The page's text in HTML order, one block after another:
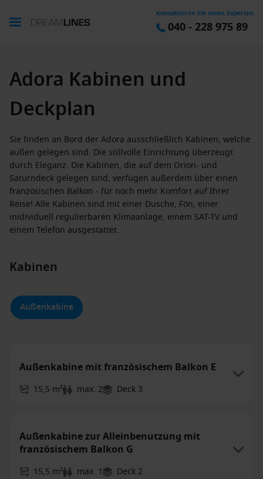
Kontaktieren Sie einen Experten
040 - 228 975 89
Adora Kabinen und
Deckplan
Sie finden an Bord der Adora ausschließlich Kabinen, welche
außen gelegen sind. Die stillvolle Einrichtung überzeugt
durch Eleganz. Die Kabinen, die auf dem Orion- und
Saturndeck gelegen sind, verfügen außerdem über einen
französischen Balkon - für noch mehr Komfort auf Ihrer
Reise! Alle Kabinen sind mit einer Dusche, Fön, einer
inidividuell regulierbaren Klimaanlage, einem SAT-TV und
einem Telefon ausgestattet.
Kabinen
Außenkabine
Außenkabine mit französischem Balkon E
15,5 m² max. 2 Deck 3
Außenkabine zur Alleinbenutzung mit
französischem Balkon G
15,5 m² max. 1 Deck 2